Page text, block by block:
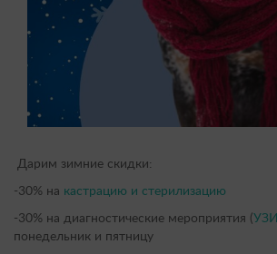
Дарим зимние скидки:
-30% на кастрацию и стерилизацию
-30% на диагностические мероприятия ( УЗИ
понедельник и пятницу